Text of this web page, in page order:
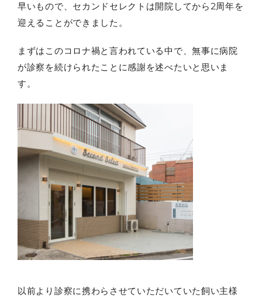
早いもので、セカンドセレクトは開院してから2周年を
迎えることができました。
まずはこのコロナ禍と言われている中で、無事に病院
が診察を続けられたことに感謝を述べたいと思いま
す。
以前より診察に携わらさせていただいていた飼い主様